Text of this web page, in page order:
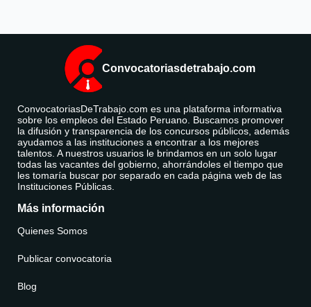
Convocatoriasdetrabajo.com
ConvocatoriasDeTrabajo.com es una plataforma informativa
sobre los empleos del Estado Peruano. Buscamos promover
la difusión y transparencia de los concursos públicos, además
ayudamos a las instituciones a encontrar a los mejores
talentos. A nuestros usuarios le brindamos en un solo lugar
todas las vacantes del gobierno, ahorrándoles el tiempo que
les tomaría buscar por separado en cada página web de las
Instituciones Públicas.
Más información
Quienes Somos
Publicar convocatoria
Blog